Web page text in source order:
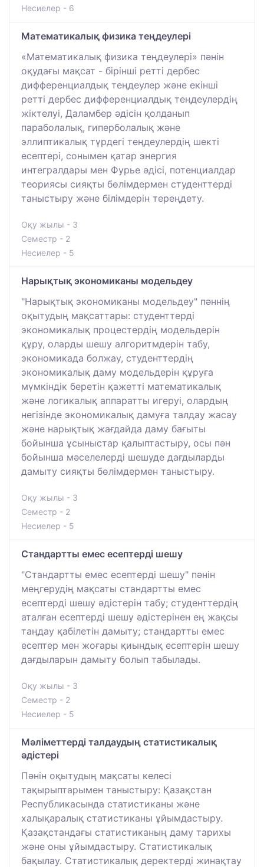
Несиелер - 6
Математикалық физика теңдеулері
«Математикалық физика теңдеулері» пәнін
оқудағы мақсат - бірінші ретті дербес
дифференциалдық теңдеулер және екінші
ретті дербес дифференциалдық теңдеулердің
жіктелуі, Даламбер әдісін қолданып
параболалық, гиперболалық және
эллиптикалық түрдегі теңдеулердің шекті
есептері, сонымен қатар энергия
интегралдары мен Фурье әдісі, потенциалдар
теориясы сияқты бөлімдермен студенттерді
таныстыру және білімдерін тереңдету.
Оқу жылы - 3
Семестр - 2
Несиелер - 5
Нарықтық экономиканы модельдеу
"Нарықтық экономиканы модельдеу" пәннің
оқытудың мақсаттары: студенттерді
экономикалық процестердің модельдерін
құру, оларды шешу алгоритмдерін табу,
экономикада болжау, студенттердің
экономикалық даму модельдерін құруға
мүмкіндік беретін қажетті математикалық
және логикалық аппаратты игеруі, олардың
негізінде экономикалық дамуға талдау жасау
және нарықтық жағдайда даму бағыты
бойынша ұсыныстар қалыптастыру, осы пән
бойынша мәселелерді шешуде дағдыларды
дамыту сияқты бөлімдермен таныстыру.
Оқу жылы - 3
Семестр - 2
Несиелер - 5
Стандартты емес есептерді шешу
"Стандартты емес есептерді шешу" пәнін
меңгерудің мақсаты стандартты емес
есептерді шешу әдістерін табу; студенттердің
аталған есептерді шешу әдістерінен ең жақсы
таңдау қабілетін дамыту; стандартты емес
есептер мен жоғары қиындық есептерін шешу
дағдыларын дамыту болып табылады.
Оқу жылы - 3
Семестр - 2
Несиелер - 5
Мәліметтерді талдаудың статистикалық
әдістері
Пәнін оқытудың мақсаты келесі
тақырыптарымен таныстыру: Қазақстан
Республикасында статистиканы және
халықаралық статистиканы ұйымдастыру.
Қазақстандағы статистиканың даму тарихы
және оны ұйымдастыру. Статистикалық
бақылау. Статистикалық деректерді жинақтау